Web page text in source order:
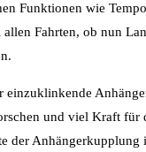
Funktionen wie
Fahrten, ob nun
einzuklinkende
und viel Kraft für
der Anhängerkupplung